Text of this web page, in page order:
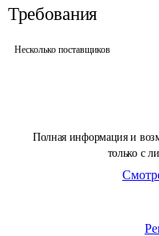
Полная информация и
только с
Требования
Несколько поставщиков